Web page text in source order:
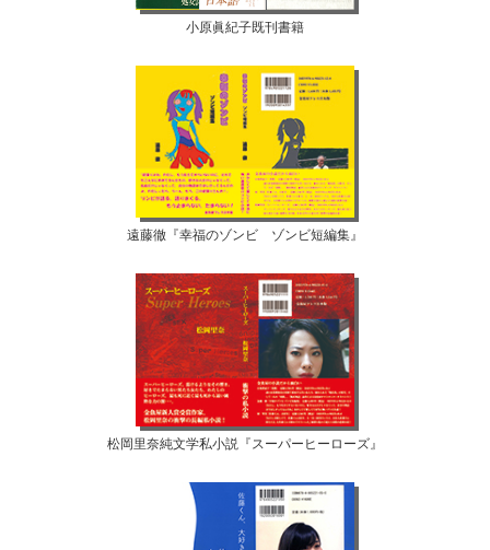
小原眞紀子既刊書籍
遠藤徹『幸福のゾンビ ゾンビ短編集』
松岡里奈純文学私小説『スーパーヒーローズ』